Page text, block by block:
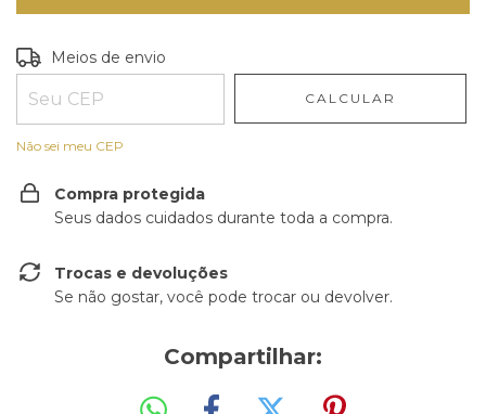
Entregas para o CEP:
Meios de envio
CALCULAR
Não sei meu CEP
Compra protegida
Seus dados cuidados durante toda a compra.
Trocas e devoluções
Se não gostar, você pode trocar ou devolver.
Compartilhar: